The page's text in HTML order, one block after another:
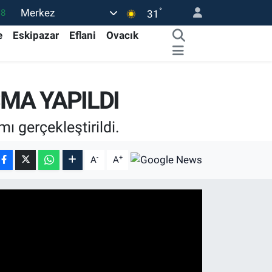
Merkez 31 °
Eskipazar Eflani
Ovacık
YAPILDI
gerçekleştirildi.
A- A+